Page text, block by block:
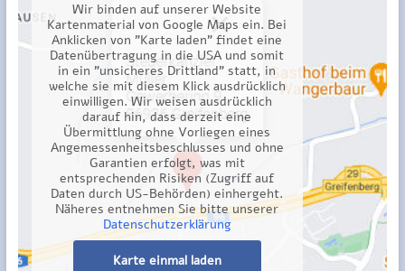
Wir binden auf unserer Website
Kartenmaterial von Google Maps ein. Bei
Anklicken von "Karte laden" findet eine
Datenübertragung in die USA und somit
in ein "unsicheres Drittland" statt, in
welche sie mit diesem Klick ausdrücklich
einwilligen. Wir weisen ausdrücklich
darauf hin, dass derzeit eine
Übermittlung ohne Vorliegen eines
Angemessenheitsbeschlusses und ohne
Garantien erfolgt, was mit
entsprechenden Risiken (Zugriff auf
Daten durch US-Behörden) einhergeht.
Näheres entnehmen Sie bitte unserer
Datenschutzerklärung
Karte einmal laden